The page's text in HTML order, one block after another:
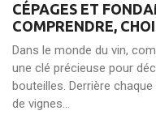
CÉPAGES ET
COMPRENDRE,
Dans le monde du vin,
une clé précieuse pour
bouteilles. Derrière
de vignes...